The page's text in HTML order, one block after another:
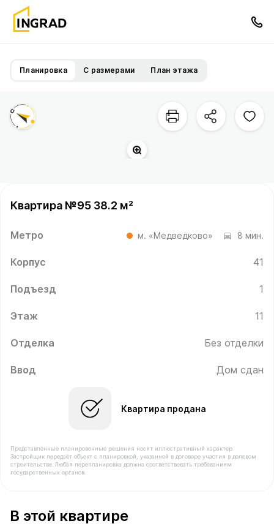
Планировка С размерами План этажа
Квартира №95 38.2 м²
Метро м. «Медведково» 8 мин.
Корпус 41
Подъезд 1
Этаж 11
Отделка Без отделки
Ввод Дом сдан
Квартира продана
Представленные планировочные решения носят иллюстративный характер.
Застройщик передаёт объект с планировкой, указанной в договоре участия в долевом
строительстве. Любая перепланировка должна соответствовать требованиям
государственных органов.
В этой квартире